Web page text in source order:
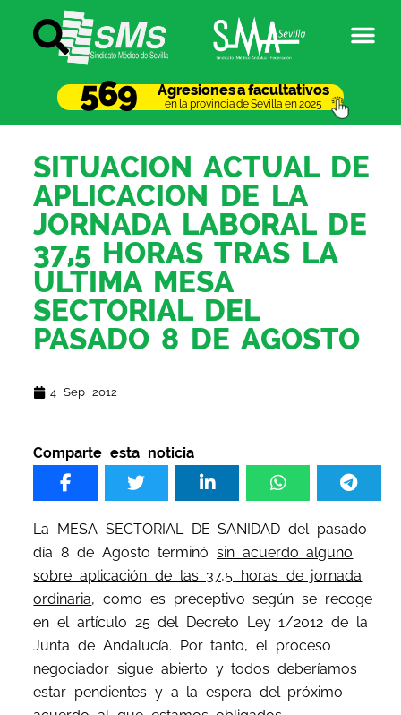
Agresiones a facultativos
en la provincia de Sevilla en 2025
569
SITUACION ACTUAL DE
APLICACION DE LA
JORNADA LABORAL DE
37,5 HORAS TRAS LA
ULTIMA MESA
SECTORIAL DEL
PASADO 8 DE AGOSTO
4 Sep 2012
Comparte esta noticia
La MESA SECTORIAL DE SANIDAD del pasado
día 8 de Agosto terminósin acuerdo alguno
sobre aplicación de las 37,5 horas de jornada
ordinaria, como es preceptivo según se recoge
en el artículo 25 del Decreto Ley 1/2012 de la
Junta de Andalucía. Por tanto, el proceso
negociador sigue abierto y todos deberíamos
estar pendientes y a la espera del próximo